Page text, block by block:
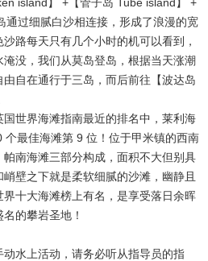
通过细腻白沙相连接，形成了浪漫的宽
路每天只有几个小时的机可以看到，
没，我们从莫岛登岛，根据当天涨潮
自在通行于三岛，而后前往【波达岛
世界海滩指南最近的排名中，莱利海
最佳海滩第 9 位！位于甲米镇的西南
南海滩三部分构成，面积不大但别具
壁之下就是柔软细腻的沙滩，幽静且
十大海滩榜上有名，是享受落日余晖
的攀岩圣地！
水上活动，请务必听从指导员的指